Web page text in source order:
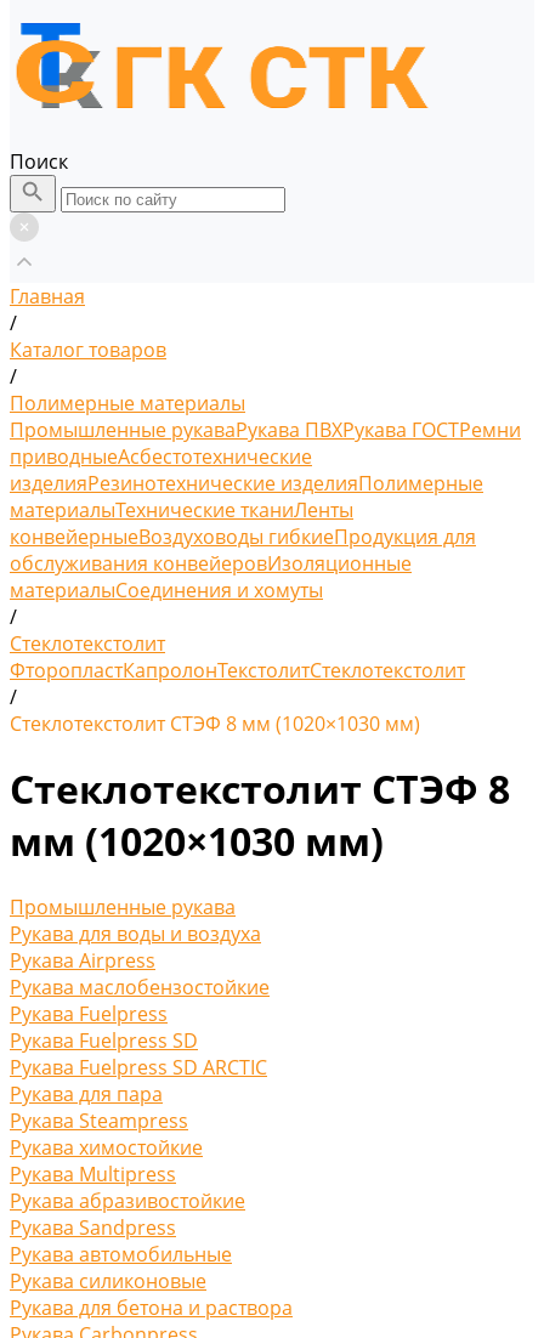
Поиск
Главная
/
Каталог товаров
/
Полимерные материалы
Промышленные рукаваРукава ПВХРукава ГОСТРемни
приводныеАсбестотехнические
изделияРезинотехнические изделияПолимерные
материалыТехнические тканиЛенты
конвейерныеВоздуховоды гибкиеПродукция для
обслуживания конвейеровИзоляционные
материалыСоединения и хомуты
/
Стеклотекстолит
ФторопластКапролонТекстолитСтеклотекстолит
/
Стеклотекстолит СТЭФ 8 мм (1020×1030 мм)
Стеклотекстолит СТЭФ 8
мм (1020×1030 мм)
Промышленные рукава
Рукава для воды и воздуха
Рукава Airpress
Рукава маслобензостойкие
Рукава Fuelpress
Рукава Fuelpress SD
Рукава Fuelpress SD ARCTIC
Рукава для пара
Рукава Steampress
Рукава химостойкие
Рукава Multipress
Рукава абразивостойкие
Рукава Sandpress
Рукава автомобильные
Рукава силиконовые
Рукава для бетона и раствора